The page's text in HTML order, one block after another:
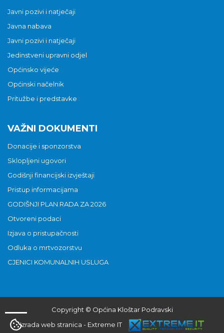
Javni pozivi i natječaji
Javna nabava
Javni pozivi i natječaji
Jedinstveni upravni odjel
Općinsko vijeće
Općinski načelnik
Pritužbe i predstavke
VAŽNI DOKUMENTI
Donacije i sponzorstva
Sklopljeni ugovori
Godišnji financijski izvještaji
Pristup informacijama
GODIŠNJI PLAN RADA ZA 2026
Otvoreni podaci
Izjava o pristupačnosti
Odluka o mrtvozorstvu
CJENICI KOMUNALNIH USLUGA
Copyright © Općina Kloštar Podravski
Izrada web stranica - Extreme IT